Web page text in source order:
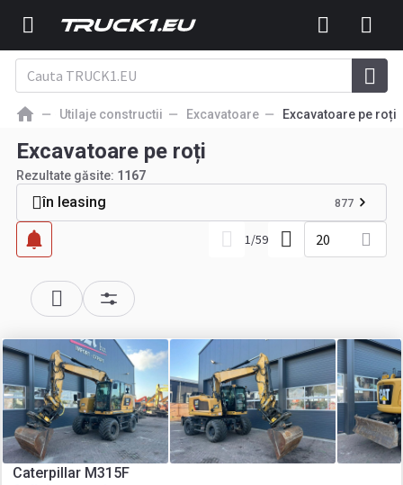
Utilaje constructii Excavatoare Excavatoare pe roți
Excavatoare pe roți
Rezultate găsite: 1167
în leasing 877
1/59 20
Caterpillar M315F